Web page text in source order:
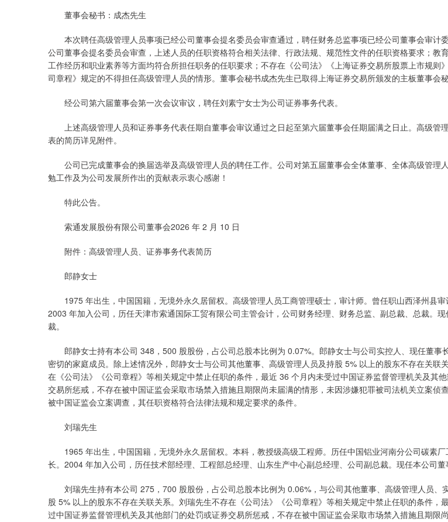
董事会秘书：成杰先生
本次聘任高级管理人员事项已经公司董事会提名委员会审查通过，聘任财务总监事项已经公司董事会审计
公司董事会提名委员会审查，上述人员的任职资格符合相关法律、行政法规、规范性文件的任职资格要求；教育
工作经历和职业素养等方面均符合所担任职务的任职要求；不存在《公司法》《上海证券交易所股票上市规则
司章程》规定的不得担任高级管理人员的情形。董事会秘书成杰先生已取得上海证券交易所颁发的主板董事会
经公司第六届董事会第一次会议审议，聘任刘素宁女士为公司证券事务代表。
上述高级管理人员和证券事务代表任期自董事会审议通过之日起至第六届董事会任期届满之日止。高级管
表的简历详见附件。
公司已完成董事会的换届选举及高级管理人员的聘任工作。公司对第五届董事会全体董事、全体高级管理
勉工作及为公司发展所作出的贡献表示衷心感谢！
特此公告。
索通发展股份有限公司董事会2026 年 2 月 10 日
附件：高级管理人员、证券事务代表简历
郎静女士
1975 年出生，中国国籍，无境外永久居留权。高级管理人员工商管理硕士，审计师。曾任职山西泽州县审
2003 年加入公司，历任天津市索通国际工贸有限公司主管会计，公司财务经理、财务总监、副总裁、总裁。
裁。
郎静女士持有本公司 348，500 股股份，占公司总股本比例为 0.07%。郎静女士与公司实控人、现任董事
密切的家庭成员。除上述情况外，郎静女士与公司其他董事、高级管理人员及持股 5% 以上的股东不存在关联
在《公司法》《公司章程》等相关规定中禁止任职的条件，最近 36 个月内未受过中国证券监督管理机关及其
交易所惩戒，不存在被中国证监会采取市场禁入措施且期限尚未届满的情形，未因涉嫌犯罪被司法机关立案侦
被中国证监会立案调查，其任职资格符合法律法规和规定要求的条件。
刘瑞先生
1965 年出生，中国国籍，无境外永久居留权。本科，教授级高级工程师。历任中国铝业河南分公司碳素厂
长。2004 年加入公司，历任技术部经理、工程部总经理、山东生产中心副总经理、公司副总裁。现任本公司董
刘瑞先生持有本公司 275，700 股股份，占公司总股本比例为 0.06%，与公司其他董事、高级管理人员、
股 5% 以上的股东不存在关联关系。刘瑞先生不存在《公司法》《公司章程》等相关规定中禁止任职的条件，
过中国证券监督管理机关及其他部门的处罚或证券交易所惩戒，不存在被中国证监会采取市场禁入措施且期限